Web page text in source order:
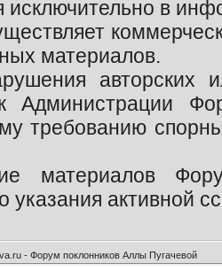
исключительно в
материалов.
авторских
Администрации
требованию
материалов
указания активной
- Форум поклонников Аллы Пугачевой